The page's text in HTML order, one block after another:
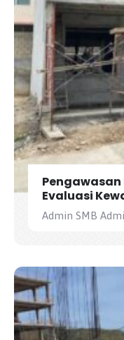
Evaluasi
Penawaran
Admin SMB